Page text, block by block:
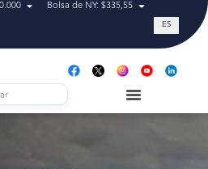
Bolsa de NY: $335,55 Tasa de
ES